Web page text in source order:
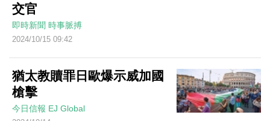
交官
即時新聞 時事脈搏
2024/10/15 09:42
猶太教贖罪日歐爆示威加國
槍擊
今日信報 EJ Global